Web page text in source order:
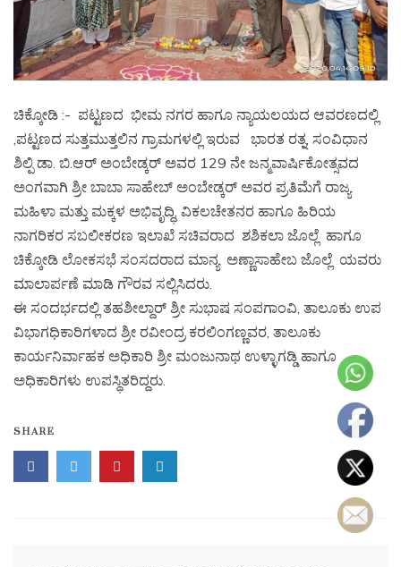
ಚಿಕ್ಕೋಡಿ :- ಪಟ್ಟಣದ ಭೀಮ ನಗರ ಹಾಗೂ ನ್ಯಾಯಲಯದ ಆವರಣದಲ್ಲಿ
,ಪಟ್ಟಣದ ಸುತ್ತಮುತ್ತಲಿನ ಗ್ರಾಮಗಳಲ್ಲಿ ಇರುವ ಭಾರತ ರತ್ನ, ಸಂವಿಧಾನ
ಶಿಲ್ಪಿ ಡಾ. ಬಿ.ಆರ್ ಅಂಬೇಡ್ಕರ್ ಅವರ 129 ನೇ ಜನ್ಮವಾರ್ಷಿಕೋತ್ಸವದ
ಅಂಗವಾಗಿ ಶ್ರೀ ಬಾಬಾ ಸಾಹೇಬ್ ಅಂಬೇಡ್ಕರ್ ಅವರ ಪ್ರತಿಮೆಗೆ ರಾಜ್ಯ
ಮಹಿಳಾ ಮತ್ತು ಮಕ್ಕಳ ಅಭಿವೃದ್ಧಿ, ವಿಕಲಚೇತನರ ಹಾಗೂ ಹಿರಿಯ
ನಾಗರಿಕರ ಸಬಲೀಕರಣ ಇಲಾಖೆ ಸಚಿವರಾದ ಶಶಿಕಲಾ ಜೊಲ್ಲೆ ಹಾಗೂ
ಚಿಕ್ಕೋಡಿ ಲೋಕಸಭೆ ಸಂಸದರಾದ ಮಾನ್ಯ ಅಣ್ಣಾಸಾಹೇಬ ಜೊಲ್ಲೆ ಯವರು
ಮಾಲಾರ್ಪಣೆ ಮಾಡಿ ಗೌರವ ಸಲ್ಲಿಸಿದರು.
ಈ ಸಂದರ್ಭದಲ್ಲಿ ತಹಶೀಲ್ದಾರ್ ಶ್ರೀ ಸುಭಾಷ ಸಂಪಗಾಂವಿ, ತಾಲೂಕು ಉಪ
ವಿಭಾಗಧಿಕಾರಿಗಳಾದ ಶ್ರೀ ರವೀಂದ್ರ ಕರಲಿಂಗಣ್ಣವರ, ತಾಲೂಕು
ಕಾರ್ಯನಿರ್ವಾಹಕ ಅಧಿಕಾರಿ ಶ್ರೀ ಮಂಜುನಾಥ ಉಳ್ಳಾಗಡ್ಡಿ ಹಾಗೂ
ಅಧಿಕಾರಿಗಳು ಉಪಸ್ಥಿತರಿದ್ದರು.
SHARE